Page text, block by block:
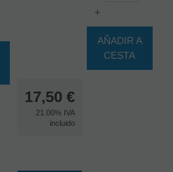
17,50 €
21.00% IVA
incluido
+
AÑADIR A
CESTA